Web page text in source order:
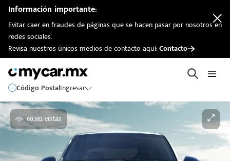
Información importante:
Evitar caer en fraudes de páginas que se hacen pasar por nosotros en
redes sociales.
Revisa nuestros únicos medios de contacto aquí:Contacto
Código PostalIngresar
60,582 vistas